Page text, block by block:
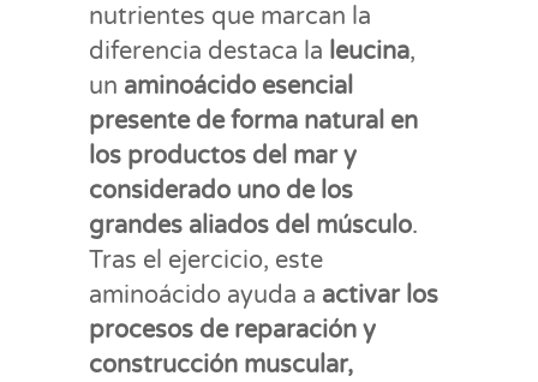
nutrientes que marcan la
diferencia destaca la leucina,
un aminoácido esencial
presente de forma natural en
los productos del mar y
considerado uno de los
grandes aliados del músculo.
Tras el ejercicio, este
aminoácido ayuda a activar los
procesos de reparación y
construcción muscular,